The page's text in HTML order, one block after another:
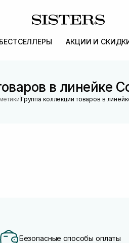
БЕСТСЕЛЛЕРЫ АКЦИИ И
в линейке
|Группа коллекции товаров в
Безопасные способы оплаты